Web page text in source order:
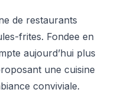
de restaurants
frites. Fondee en
aujourd’hui plus
une cuisine
conviviale.